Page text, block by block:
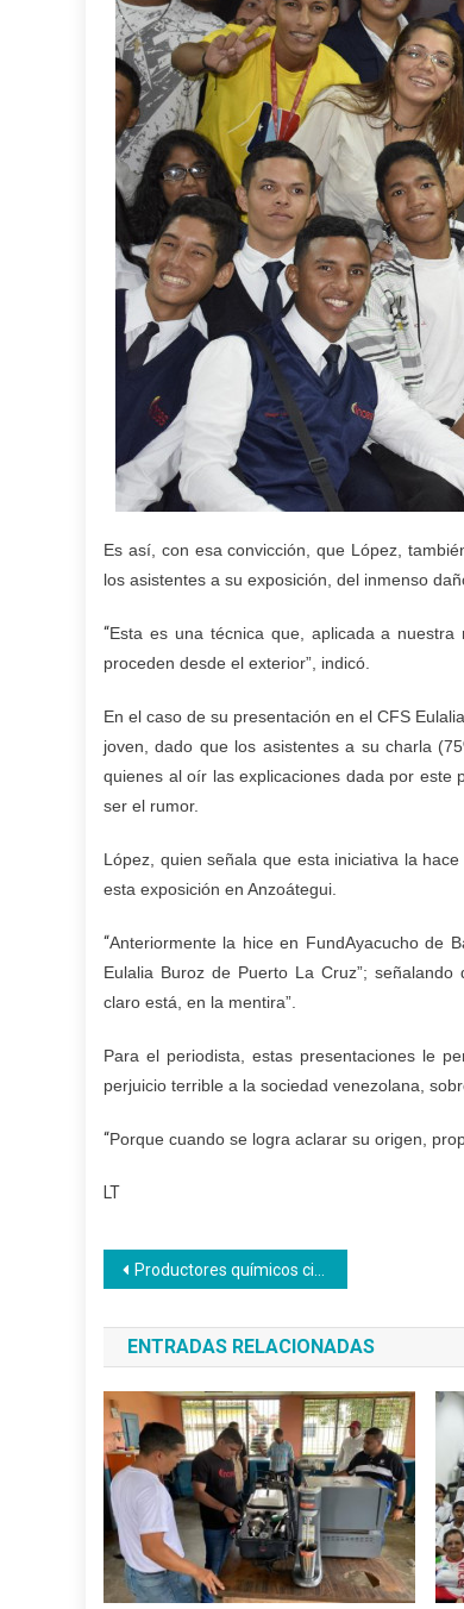
Es así, con esa convicción, que López,
los asistentes a su exposición, del inmenso
“Esta es una técnica que, aplicada a
proceden desde el exterior”, indicó.
En el caso de su presentación en el CFS
joven, dado que los asistentes a su charla
quienes al oír las explicaciones dada por este
ser el rumor.
López, quien señala que esta iniciativa la
esta exposición en Anzoátegui.
“Anteriormente la hice en FundAyacucho de
Eulalia Buroz de Puerto La Cruz”;
claro está, en la mentira”.
Para el periodista, estas presentaciones le
perjuicio terrible a la sociedad venezolana,
“Porque cuando se logra aclarar su origen,
LT
Navegación
de
entradas
Productores químicos cierran formación con broche de oro
ENTRADAS RELACIONADAS